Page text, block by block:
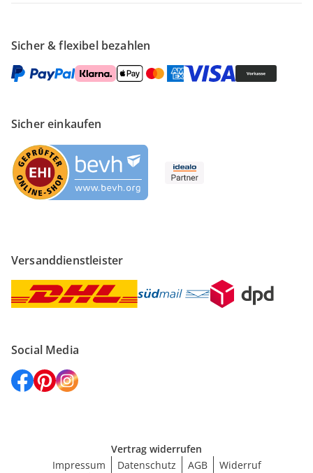
Sicher & flexibel bezahlen
Sicher einkaufen
Versanddienstleister
Social Media
Vertrag widerrufen
Impressum
Datenschutz AGB
Widerruf